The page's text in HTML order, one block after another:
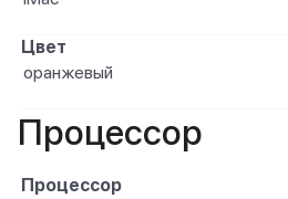
Цвет
оранжевый
Процессор
Процессор